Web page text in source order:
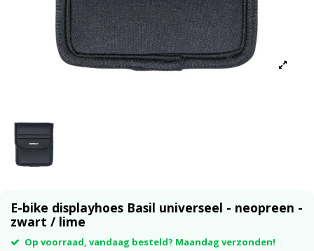
E-bike displayhoes Basil universeel - neopreen -
zwart / lime
Op voorraad, vandaag besteld? Maandag verzonden!